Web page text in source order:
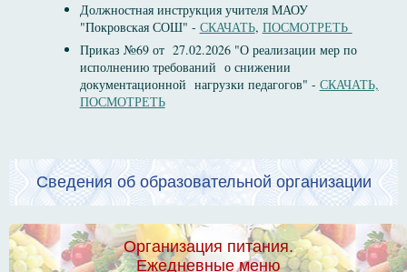
Должностная инструкция учителя МАОУ
"Покровская СОШ" - СКАЧАТЬ, ПОСМОТРЕТЬ
Приказ №69 от 27.02.2026 "О реализации мер по
исполнению требований о снижении
документационной нагрузки педагогов" - СКАЧАТЬ,
ПОСМОТРЕТЬ
Сведения об образовательной организации
Организация питания.
Ежедневные меню